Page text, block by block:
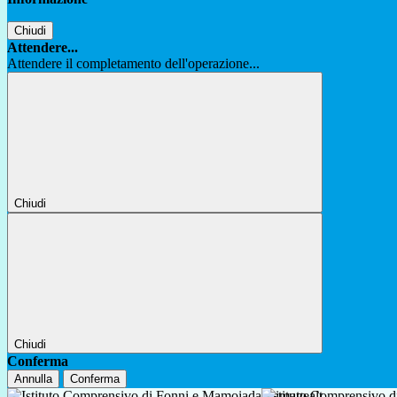
Chiudi
Attendere...
Attendere il completamento dell'operazione...
Chiudi
Chiudi
Conferma
Annulla Conferma